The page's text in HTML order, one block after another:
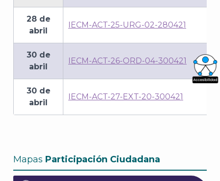
28 de
abril
IECM-ACT-25-URG-02-280421
30 de
abril
IECM-ACT-26-ORD-04-300421
30 de
abril
IECM-ACT-27-EXT-20-300421
Mapas Participación Ciudadana